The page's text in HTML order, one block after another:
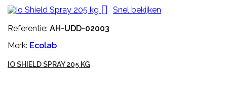

Snel bekijken
Referentie: AH-UDD-02003
Merk: Ecolab
IO SHIELD SPRAY 205 KG